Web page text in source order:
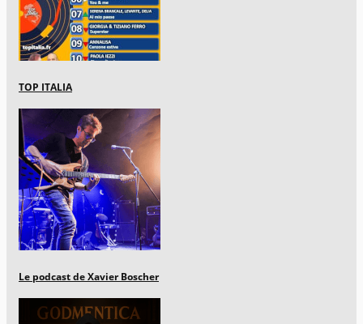
TOP ITALIA
Le podcast de Xavier Boscher